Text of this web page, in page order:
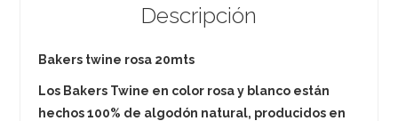
Descripción
Bakers twine rosa 20mts
Los Bakers Twine en color rosa y blanco están
hechos 100% de algodón natural, producidos en